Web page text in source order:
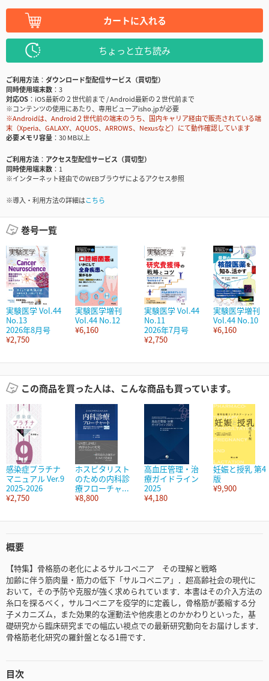
カートに入れる
ちょっと立ち読み
ご利用方法
ダウンロード型配信サービス（買切型）
同時使用端末数
3
対応OS
iOS最新の２世代前まで / Android最新の２世代前まで
※コンテンツの使用にあたり、専用ビューアisho.jpが必要
※Androidは、Android２世代前の端末のうち、国内キャリア経由で販売されている端
末（Xperia、GALAXY、AQUOS、ARROWS、Nexusなど）にて動作確認しています
必要メモリ容量
30 MB以上
ご利用方法
アクセス型配信サービス（買切型）
同時使用端末数
1
※インターネット経由でのWEBブラウザによるアクセス参照
※導入・利用方法の詳細はこちら
巻号一覧
実験医学 Vol.44
No.13
2026年8月号
¥2,750
実験医学増刊
Vol.44 No.12
¥6,160
実験医学 Vol.44
No.11
2026年7月号
¥2,750
実験医学増刊
Vol.44 No.10
¥6,160
この商品を買った人は、こんな商品も買っています。
感染症プラチナ
マニュアル Ver.9
2025-2026
¥2,750
ホスピタリスト
のための内科診
療フローチャ...
¥8,800
高血圧管理・治
療ガイドライン
2025
¥4,180
妊娠と授乳 第4
版
¥9,900
概要
【特集】骨格筋の老化によるサルコペニア その理解と戦略
加齢に伴う筋肉量・筋力の低下「サルコペニア」．超高齢社会の現代に
おいて，その予防や克服が強く求められています．本書はその介入方法の
糸口を探るべく，サルコペニアを疫学的に定義し，骨格筋が萎縮する分
子メカニズム，また効果的な運動法や他疾患とのかかわりといった，基
礎研究から臨床研究までの幅広い視点での最新研究動向をお届けします．
骨格筋老化研究の羅針盤となる1冊です．
目次